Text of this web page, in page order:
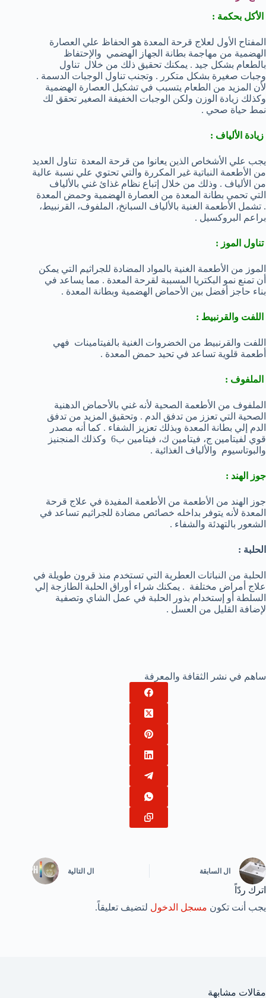
الأكل بحكمة :
المفتاح الأول لعلاج قرحة المعدة هو الحفاظ علي العصارة
الهضمية من مهاجمة بطانة الجهاز الهضمي والإحتفاظ
بالطعام بشكل جيد . يمكنك تحقيق ذلك من خلال تناول
وجبات صغيرة بشكل متكرر . وتجنب تناول الوجبات الدسمة .
لأن المزيد من الطعام يتسبب في تشكيل العصارة الهضمية
وكذلك زيادة الوزن ولكن الوجبات الخفيفة الصغير تحقق لك
نمط حياة صحي .
زيادة الألياف :
يجب علي الأشخاص الذين يعانوا من قرحة المعدة تناول العديد
من الأطعمة النباتية غير المكررة والتي تحتوي علي نسبة عالية
من الألياف . وذلك من خلال إتباع نظام غذائ غني بالألياف
التي تحمي بطانة المعدة من العصارة الهضمية وحمض المعدة
. تشمل الأطعمة الغنية بالألياف السبانخ، الملفوف، القرنبيط،
براعم البروكسيل .
تناول الموز :
الموز من الأطعمة الغنية بالمواد المضادة للجراثيم التي يمكن
أن تمنع نمو البكتريا المسببة لقرحة المعدة . مما يساعد في
بناء حاجز أفضل بين الأحماض الهضمية وبطانة المعدة .
اللفت والقرنبيط :
اللفت والقرنبيط من الخضروات الغنية بالفيتامينات فهي
أطعمة قلوية تساعد في تحيد حمض المعدة .
الملفوف :
الملفوف من الأطعمة الصحية لأنه غني بالأحماض الدهنية
الصحية التي تعزز من تدفق الدم . وتحقيق المزيد من تدفق
الدم إلي بطانة المعدة وبذلك تعزيز الشفاء . كما أنه مصدر
قوي لفيتامين ج، فيتامين ك، فيتامين ب6 وكذلك المنجنيز
والبوتاسيوم والألياف الغذائية .
جوز الهند :
جوز الهند من الأطعمة من الأطعمة المفيدة في علاج قرحة
المعدة لأنه يتوفر بداخله خصائص مضادة للجراثيم تساعد في
الشعور بالتهدئة والشفاء .
الحلبة :
الحلبة من النباتات العطرية التي تستخدم منذ قرون طويلة في
علاج أمراض مختلفة . يمكنك شراء أوراق الحلبة الطازجة إلي
السلطة أو إستخدام بذور الحلبة في عمل الشاي وتصفية
لإضافة القليل من العسل .
ساهم في نشر الثقافة والمعرفة
ال السابقة ال التالية
اترك ردّاً
يجب أنت تكون مسجل الدخول لتضيف تعليقاً.
مقالات مشابهة